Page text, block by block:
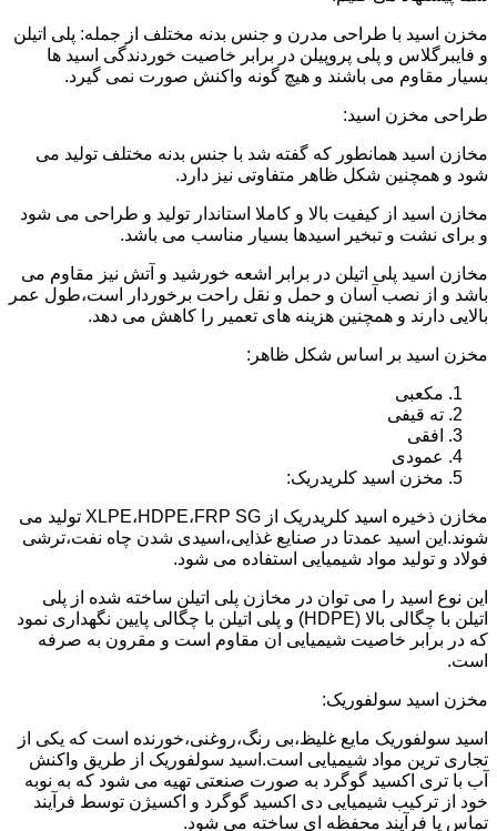
مخزن اسید با طراحی مدرن و جنس بدنه مختلف از جمله: پلی اتیلن
و فایبرگلاس و پلی پروپیلن در برابر خاصیت خوردندگی اسید ها
بسیار مقاوم می باشند و هیچ گونه واکنش صورت نمی گیرد.
طراحی مخزن اسید:
مخازن اسید همانطور که گفته شد با جنس بدنه مختلف تولید می
شود و همچنین شکل ظاهر متفاوتی نیز دارد.
مخازن اسید از کیفیت بالا و کاملا استاندار تولید و طراحی می شود
و برای نشت و تبخیر اسیدها بسیار مناسب می باشد.
مخازن اسید پلی اتیلن در برابر اشعه خورشید و آتش نیز مقاوم می
باشد و از نصب آسان و حمل و نقل راحت برخوردار است،طول عمر
بالایی دارند و همچنین هزینه های تعمیر را کاهش می دهد.
مخزن اسید بر اساس شکل ظاهر:
مکعبی
ته قیفی
افقی
عمودی
مخزن اسید کلریدریک:
مخازن ذخیره اسید کلریدریک از XLPE،HDPE،FRP SG تولید می
شوند.این اسید عمدتا در صنایع غذایی،اسیدی شدن چاه نفت،ترشی
فولاد و تولید مواد شیمیایی استفاده می شود.
این نوع اسید را می توان در مخازن پلی اتیلن ساخته شده از پلی
اتیلن با چگالی بالا (HDPE) و پلی اتیلن با چگالی پایین نگهداری نمود
که در برابر خاصیت شیمیایی ان مقاوم است و مقرون به صرفه
است.
مخزن اسید سولفوریک:
اسید سولفوریک مایع غلیظ،بی رنگ،روغنی،خورنده است که یکی از
تجاری ترین مواد شیمیایی است.اسید سولفوریک از طریق واکنش
آب با تری اکسید گوگرد به صورت صنعتی تهیه می شود که به نوبه
خود از ترکیب شیمیایی دی اکسید گوگرد و اکسیژن توسط فرآیند
تماس یا فرآیند محفظه ای ساخته می شود.